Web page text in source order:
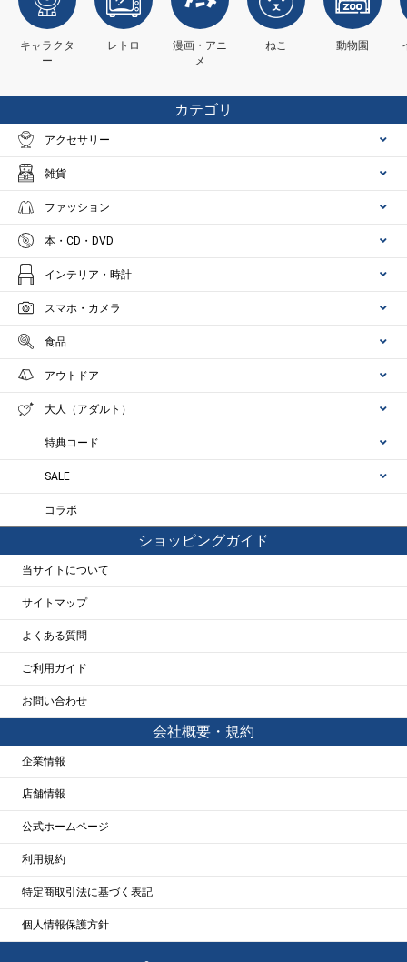
キャラクタ
ー
レトロ
漫画・アニ
メ
ねこ 動物園
カテゴリ
アクセサリー
雑貨
ファッション
本・CD・DVD
インテリア・時計
スマホ・カメラ
食品
アウトドア
大人（アダルト）
特典コード
SALE
コラボ
ショッピングガイド
当サイトについて
サイトマップ
よくある質問
ご利用ガイド
お問い合わせ
会社概要・規約
企業情報
店舗情報
公式ホームページ
利用規約
特定商取引法に基づく表記
個人情報保護方針